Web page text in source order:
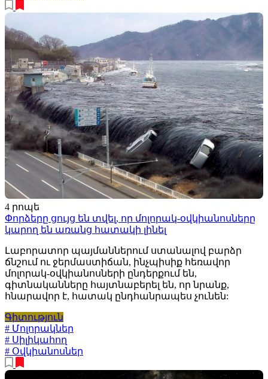
4 րոպե
Փորձերը ցույց են տվել, որ մոլորակ-օվկիանոսները
կարող են առանց հատակի լինել
Լաբորատոր պայմաններում ստանալով բարձր
ճնշում ու ջերմաստիճան, ինչպիսիք հեռավոր
մոլորակ-օվկիանոսների ընդերքում են,
գիտնականները հայտնաբերել են, որ նրանք,
հնարավոր է, հատակ ընդհանրապես չունեն:
Գիտություն
# Մոլորակներ
# Սիլիկահող
# Օվկիանոսներ